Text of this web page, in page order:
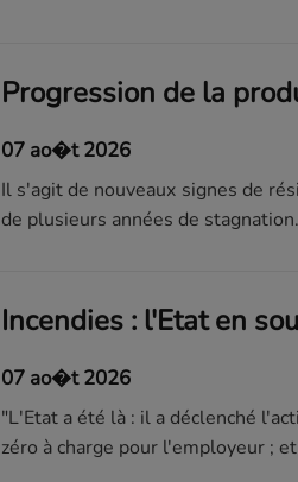
07 ao�t 2026
Il s'agit de nouveaux signes de
de plusieurs années de stagnation.
Incendies : l'Etat en
07 ao�t 2026
"L'Etat a été là : il a déclenché
zéro à charge pour l'employeur ;